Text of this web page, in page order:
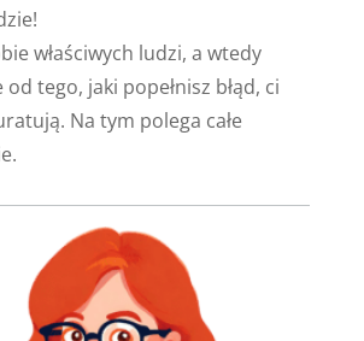
właściwych ludzi, a wtedy
tego, jaki popełnisz błąd, ci
Na tym polega całe